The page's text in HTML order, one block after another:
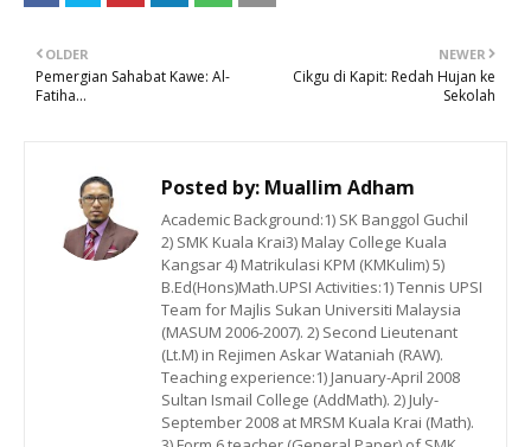
NEWER
Cikgu di Kapit: Redah Hujan ke
Sekolah
OLDER
Pemergian Sahabat Kawe: Al-
Fatiha...
Posted by: Muallim Adham
Academic Background:1) SK Banggol Guchil
2) SMK Kuala Krai3) Malay College Kuala
Kangsar 4) Matrikulasi KPM (KMKulim) 5)
B.Ed(Hons)Math.UPSI Activities:1) Tennis UPSI
Team for Majlis Sukan Universiti Malaysia
(MASUM 2006-2007). 2) Second Lieutenant
(Lt.M) in Rejimen Askar Wataniah (RAW).
Teaching experience:1) January-April 2008
Sultan Ismail College (AddMath). 2) July-
September 2008 at MRSM Kuala Krai (Math).